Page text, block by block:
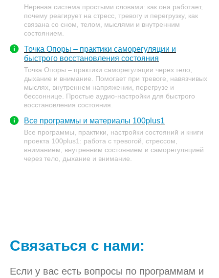
Нервная система простыми словами: как она работает,
почему реагирует на стресс, тревогу и перегрузку, как
связана со сном, телом, мыслями и внутренним
состоянием.
Точка Опоры – практики саморегуляции и
быстрого восстановления состояния
Точка Опоры – практики саморегуляции через тело,
дыхание и внимание. Помогает при тревоге, навязчивых
мыслях, внутреннем напряжении, перегрузе и
бессоннице. Простые аудио-настройки для быстрого
восстановления состояния.
Все программы и материалы 100plus1
Все программы, практики, настройки состояний и книги
проекта 100plus1: работа с тревогой, стрессом,
вниманием, внутренним состоянием и саморегуляцией
через тело, дыхание и внимание.
Связаться с нами:
Если у вас есть вопросы по программам и